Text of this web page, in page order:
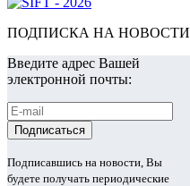
ПОДПИСКА НА НОВОСТИ
Введите адрес Вашей
электронной почты:
Подписавшись на новости, Вы
будете получать периодические